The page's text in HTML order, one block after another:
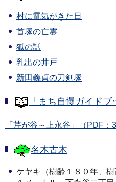
村に電気がきた日
首塚の亡霊
狐の話
乳出の井戸
新田義貞の刀剣塚
「まち自慢ガイドブ
「芹が谷～上永谷」（PDF：
名木古木
ケヤキ（樹齢１８０年、